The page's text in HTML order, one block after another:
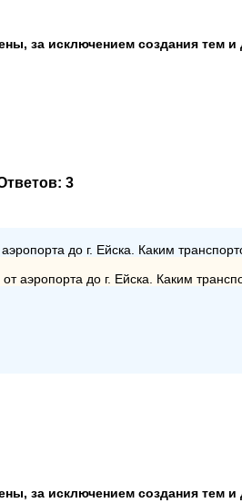
за исключением создания тем
3
до г. Ейска. Каким
аэропорта до г. Ейска. Каким
за исключением создания тем